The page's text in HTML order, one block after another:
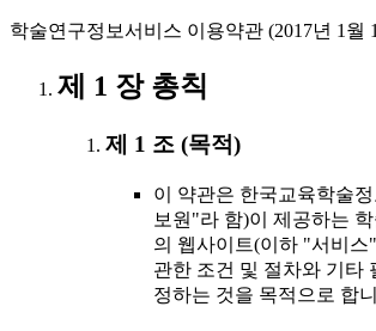
학술연구정보서비스 이용약관 (2017년 1월
제 1 장 총칙
제 1 조 (목적)
이 약관은 한국교육학술
보원"라 함)이 제공하는
의 웹사이트(이하 "서비스
관한 조건 및 절차와 기타
정하는 것을 목적으로 합